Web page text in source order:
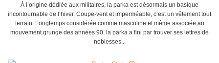
À l’origine dédiée aux militaires, la parka est désormais un basique
incontournable de l’hiver. Coupe-vent et imperméable, c’est un vêtement tout
terrain. Longtemps considérée comme masculine et même associée au
mouvement grunge des années 90, la parka a fini par trouver ses lettres de
noblesses...